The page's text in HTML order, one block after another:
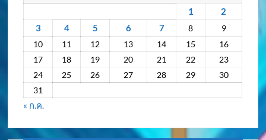
1
2
3
4 5 6 7 8
9
10
11 12 13 14 15
16
17
18 19 20 21 22
23
24
25 26 27 28 29
30
31
« ก.ค.